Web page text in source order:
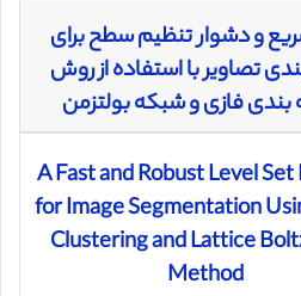
و دشوار تنظیم سطح برای
تصاویر با استفاده از روش
فازی و شبکه بولتزمن
A Fast and Robust Level
for Image Segmentation
Clustering and Lattice
Method